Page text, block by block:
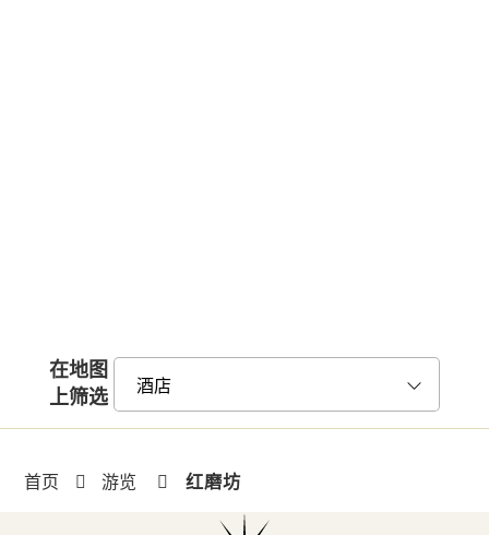
在地图
上筛选
首页 游览 红磨坊